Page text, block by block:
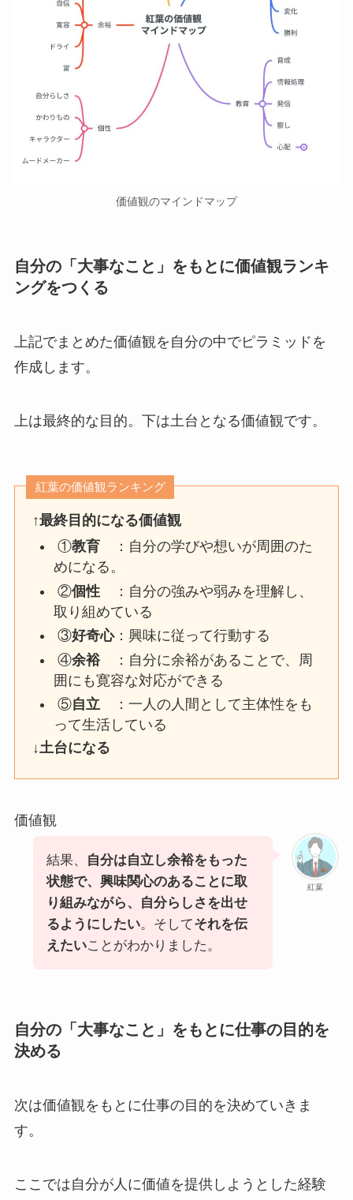
価値観のマインドマップ
自分の「大事なこと」をもとに価値観ランキ
ングをつくる
上記でまとめた価値観を自分の中でピラミッドを
作成します。
上は最終的な目的。下は土台となる価値観です。
紅葉の価値観ランキング
↑最終目的になる価値観
①教育 ：自分の学びや想いが周囲のた
めになる。
②個性 ：自分の強みや弱みを理解し、
取り組めている
③好奇心：興味に従って行動する
④余裕：自分に余裕があることで、周
囲にも寛容な対応ができる
⑤自立 ：一人の人間として主体性をも
って生活している
↓土台になる
価値観
紅葉
結果、
自分は自立し余裕をもった
状態で、興味関心のあることに取
り組みながら、自分らしさを出せ
るようにしたい。そしてそれを伝
えたいことがわかりました。
自分の「大事なこと」をもとに仕事の目的を
決める
次は価値観をもとに仕事の目的を決めていきま
す。
ここでは自分が人に価値を提供しようとした経験